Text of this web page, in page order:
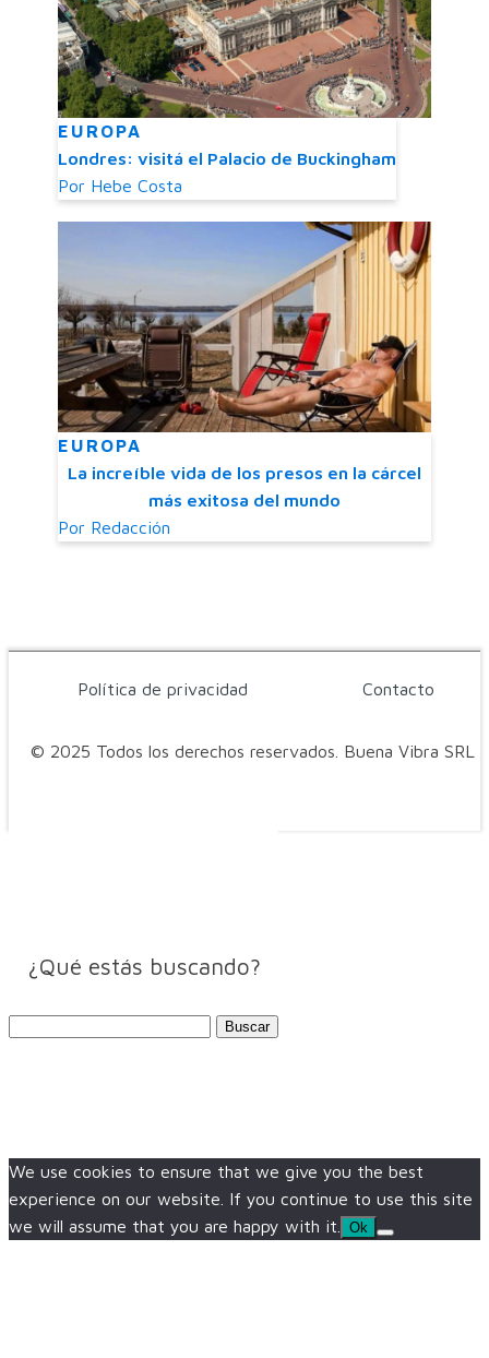
EUROPA
Londres: visitá el Palacio de Buckingham
Por Hebe Costa
EUROPA
La increíble vida de los presos en la cárcel
más exitosa del mundo
Por Redacción
© 2025 Todos los derechos reservados. Buena Vibra SRL
Política de privacidad Contacto
¿Qué estás buscando?
We use cookies to ensure that we give you the best
experience on our website. If you continue to use this site
we will assume that you are happy with it.
Ok